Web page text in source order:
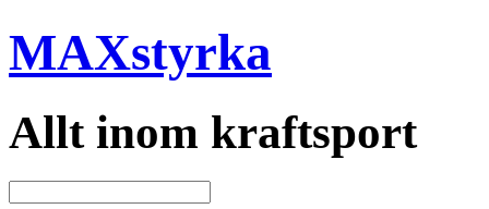
MAXstyrka
Allt inom kraftsport